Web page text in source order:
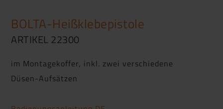
BOLTA-Heißklebepistole
ARTIKEL 22300
im Montagekoffer, inkl. zwei verschiedene
Düsen-Aufsätzen